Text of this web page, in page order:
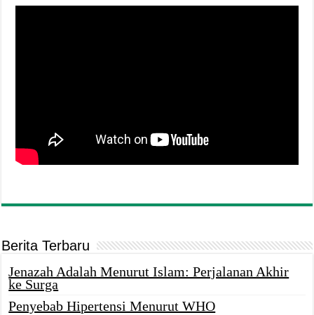
Berita Terbaru
Jenazah Adalah Menurut Islam: Perjalanan Akhir
ke Surga
Penyebab Hipertensi Menurut WHO